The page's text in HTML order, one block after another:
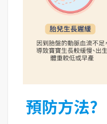
預防方法?